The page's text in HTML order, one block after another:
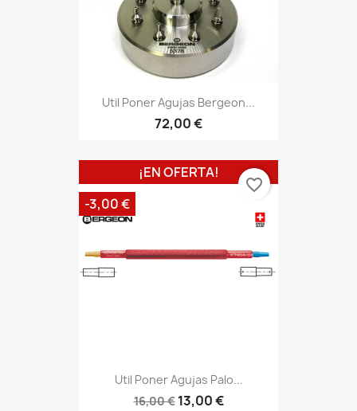
Util Poner Agujas Bergeon...
72,00 €
Util Poner Agujas Palo...
16,00 € 13,00 €
¡EN OFERTA!
-3,00 €
favorite_border